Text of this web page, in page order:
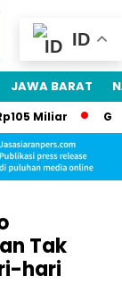
JAWA BARAT
Gawat
Tak
hari
ID